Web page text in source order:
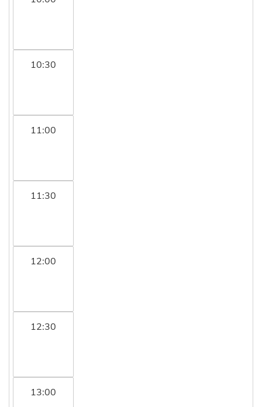
10:30
11:00
11:30
12:00
12:30
13:00